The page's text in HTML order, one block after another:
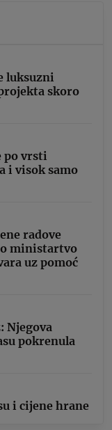
luksuzni
skoro
po vrsti
i visok samo
radove
ministartvo
uz pomoć
Njegova
pokrenula
i cijene hrane